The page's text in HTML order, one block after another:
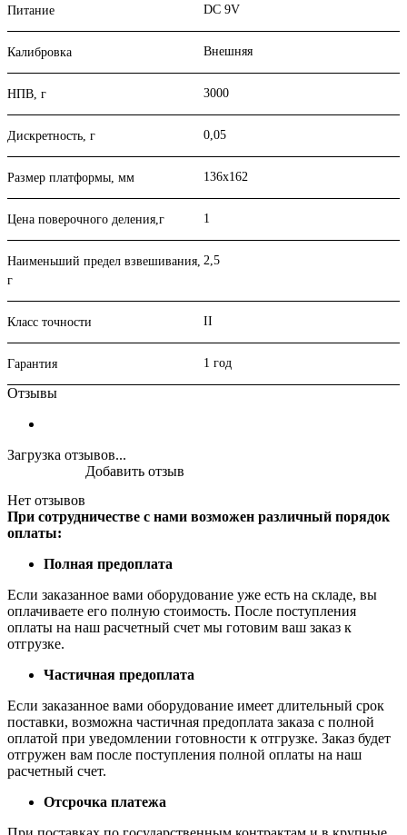
Питание DC 9V
Калибровка Внешняя
НПВ, г 3000
Дискретность, г 0,05
Размер платформы, мм 136х162
Цена поверочного деления,г 1
Наименьший предел взвешивания,
г
2,5
Класс точности II
Гарантия 1 год
Отзывы
Загрузка отзывов...
Нет отзывов
Добавить отзыв
При сотрудничестве с нами возможен различный порядок
оплаты:
Полная предоплата
Если заказанное вами оборудование уже есть на складе, вы
оплачиваете его полную стоимость. После поступления
оплаты на наш расчетный счет мы готовим ваш заказ к
отгрузке.
Частичная предоплата
Если заказанное вами оборудование имеет длительный срок
поставки, возможна частичная предоплата заказа с полной
оплатой при уведомлении готовности к отгрузке. Заказ будет
отгружен вам после поступления полной оплаты на наш
расчетный счет.
Отсрочка платежа